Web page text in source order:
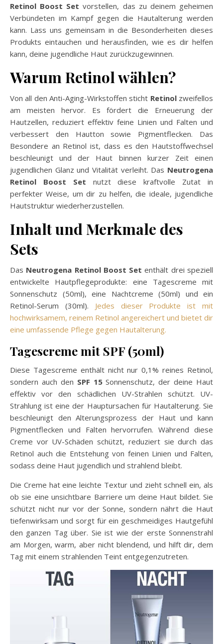
Retinol Boost Set vorstellen, das zu deinem geheimen
Verbündeten im Kampf gegen die Hautalterung werden
kann. Lass uns gemeinsam in die Besonderheiten dieses
Produkts eintauchen und herausfinden, wie es dir helfen
kann, deine jugendliche Haut zurückzugewinnen.
Warum Retinol wählen?
Von all den Anti-Aging-Wirkstoffen sticht Retinolzweifellos
am meisten hervor. Es fördert die Erneuerung der
Hautzellen, reduziert effektiv feine Linien und Falten und
verbessert den Hautton sowie Pigmentflecken. Das
Besondere an Retinol ist, dass es den Hautstoffwechsel
beschleunigt und der Haut binnen kurzer Zeit einen
jugendlichen Glanz und Vitalität verleiht. Das Neutrogena
Retinol Boost Set nutzt diese kraftvolle Zutat in
perfekter Weise, um dir zu helfen, die ideale, jugendliche
Hautstruktur wiederherzustellen.
Inhalt und Merkmale des
Sets
Das Neutrogena Retinol Boost Set enthält drei speziell
entwickelte Hautpflegeprodukte: eine Tagescreme mit
Sonnenschutz (50ml), eine Nachtcreme (50ml) und ein
Retinol-Serum (30ml). Jedes dieser Produkte ist mit
hochwirksamem, reinem Retinol angereichert und bietet dir
eine umfassende Pflege gegen Hautalterung.
Tagescreme mit SPF (50ml)
Diese Tagescreme enthält nicht nur 0,1% reines Retinol,
sondern auch den SPF 15Sonnenschutz, der deine Haut
effektiv vor den schädlichen UV-Strahlen schützt. UV-
Strahlung ist eine der Hauptursachen für Hautalterung. Sie
beschleunigt den Alterungsprozess der Haut und kann
Pigmentflecken und Falten hervorrufen. Während diese
Creme vor UV-Schäden schützt, reduziert sie durch das
Retinol auch die Entstehung von feinen Linien und Falten,
sodass deine Haut jugendlich und strahlend bleibt.
Die Creme hat eine leichte Textur und zieht schnell ein, als
ob sie eine unsichtbare Barriere um deine Haut bildet. Sie
schützt nicht nur vor der Sonne, sondern nährt die Haut
tiefenwirksam und sorgt für ein geschmeidiges Hautgefühl
den ganzen Tag über. Sie ist wie der erste Sonnenstrahl
am Morgen, warm, aber nicht blendend, und hilft dir, dem
Tag mit einem strahlenden Teint entgegenzutreten.